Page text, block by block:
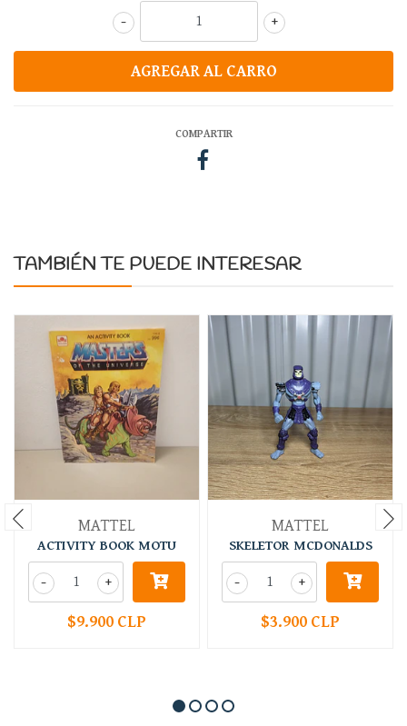
+
-
COMPARTIR
TAMBIÉN TE PUEDE INTERESAR
MATTEL
ACTIVITY BOOK MOTU
+
-
$9.900 CLP
MATTEL
SKELETOR MCDONALDS
+
-
$3.900 CLP